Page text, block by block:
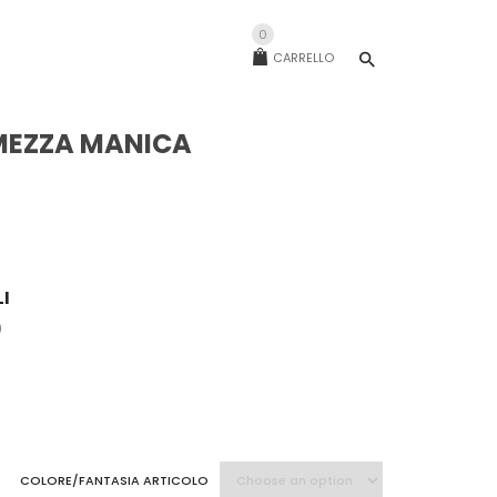
CARRELLO
0
MANICA
COLORE/FANTASIA ARTICOLO